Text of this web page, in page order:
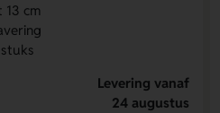
13 cm
Levering vanaf
24 augustus